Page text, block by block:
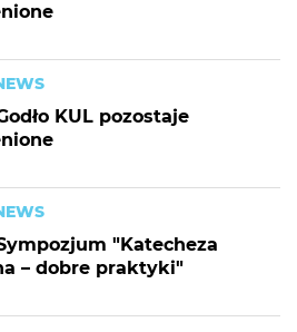
KUL pozostaje
"Katecheza
– dobre praktyki"